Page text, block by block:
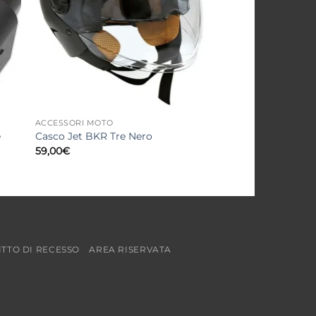
ACCESSORI MOTO
Casco Jet BKR Tre Nero
59,00€
DI RECESSO AREA RISERVATA